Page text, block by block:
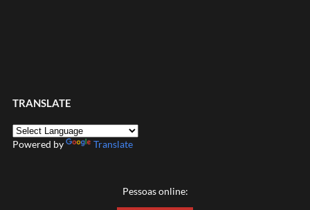
TRANSLATE
Powered by Translate
Pessoas online: